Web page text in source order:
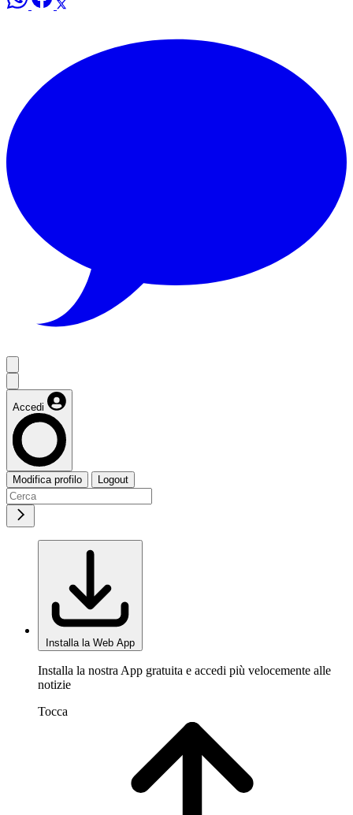
Accedi
Modifica profilo Logout
Installa la Web App
Installa la nostra App gratuita e accedi più velocemente alle
notizie
Tocca